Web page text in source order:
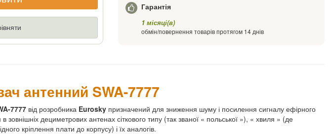
дешевше - ми
% від різниці
(Url
Гарантія
1 місяці(в)
обмін/повернення товарів протягом 14 днів
антенний SWA-7777
7777 від розробника Eurosky призначений для зниження шуму і посилення сигналу ефірного
зовнішніх дециметрових антенах сіткового типу (так званої « польської »), « хвиля » (де
кріплення плати до корпусу) і їх аналогів.